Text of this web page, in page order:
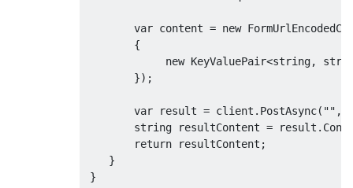
var content = new
        {
new KeyValuePair<string,
        });
var result = client.PostAsync( "" ,
string resultContent =
return resultContent;
    }